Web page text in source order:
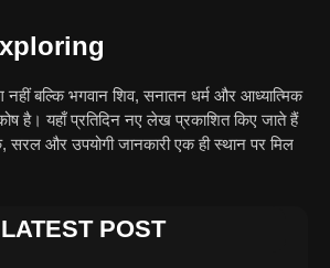
बल्कि भगवान शिव, सनातन धर्म और आध्यात्मिक
है। यहाँ प्रतिदिन नए लेख प्रकाशित किए जाते हैं
सरल और उपयोगी जानकारी एक ही स्थान पर मिल
LATEST POST